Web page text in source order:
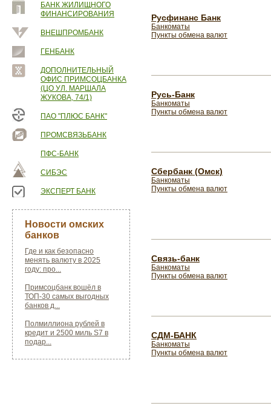
БАНК ЖИЛИЩНОГО
ФИНАНСИРОВАНИЯ
ВНЕШПРОМБАНК
ГЕНБАНК
ДОПОЛНИТЕЛЬНЫЙ
ОФИС ПРИМСОЦБАНКА
(ЦО УЛ. МАРШАЛА
ЖУКОВА, 74/1)
ПАО "ПЛЮС БАНК"
ПРОМСВЯЗЬБАНК
ПФС-БАНК
СИБЭС
ЭКСПЕРТ БАНК
Новости омских
банков
Где и как безопасно
менять валюту в 2025
году: про...
Примсоцбанк вошёл в
ТОП-30 самых выгодных
банков д...
Полмиллиона рублей в
кредит и 2500 миль S7 в
подар...
Русфинанс Банк
Банкоматы
Пункты обмена валют
Русь-Банк
Банкоматы
Пункты обмена валют
Сбербанк (Омск)
Банкоматы
Пункты обмена валют
Связь-банк
Банкоматы
Пункты обмена валют
СДМ-БАНК
Банкоматы
Пункты обмена валют